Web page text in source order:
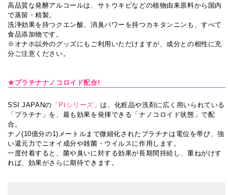
高品質な発酵アルコールは、サトウキビなどの植物由来原料から国内
で蒸留・精製。
洗浄効果を持つクエン酸、消臭パワーを持つカキタンニンも、すべて
食品添加物です。
※オナホ以外のグッズにもご利用いただけますが、成分との相性に充
分ご注意ください。
★プラチナナノコロイド配合!
SSI JAPANの 「Ptシリーズ」 は、化粧品や洗剤に広く用いられている
「プラチナ」を、最も効果を発揮できる「ナノコロイド状態」で配
合。
ナノ(10億分の1)メートルまで微細化されたプラチナは電位を帯び、強
い還元力でニオイ成分や雑菌・ウイルスに作用します。
一度付着すると、菌や臭いに対する効果が長期間持続し、重ねがけす
れば、効果がさらに期待できます。